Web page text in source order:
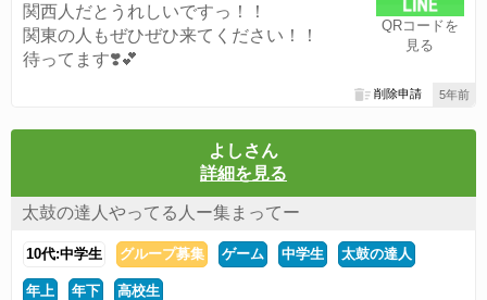
QRコードを
見る
関西人だとうれしいですっ！！
関東の人もぜひぜひ来てください！！
待ってます❣️💕
5年前
削除申請
よしさん
詳細を見る
太鼓の達人やってる人ー集まってー
10代:中学生 グループ募集 ゲーム 中学生 太鼓の達人
年上 年下 高校生